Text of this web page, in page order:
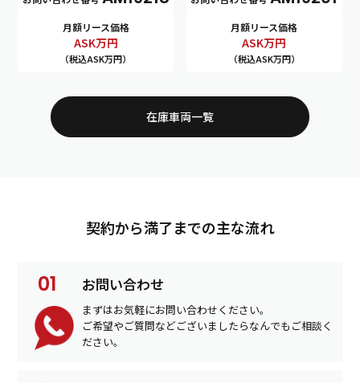
月額リース価格
ASK万円
（税込ASK万円）
月額リース価格
ASK万円
（税込ASK万円）
在庫車両一覧
契約から満了までの主な流れ
お問い合わせ
まずはお気軽にお問い合わせください。
ご希望やご質問などございましたらなんでもご相談く
ださい。